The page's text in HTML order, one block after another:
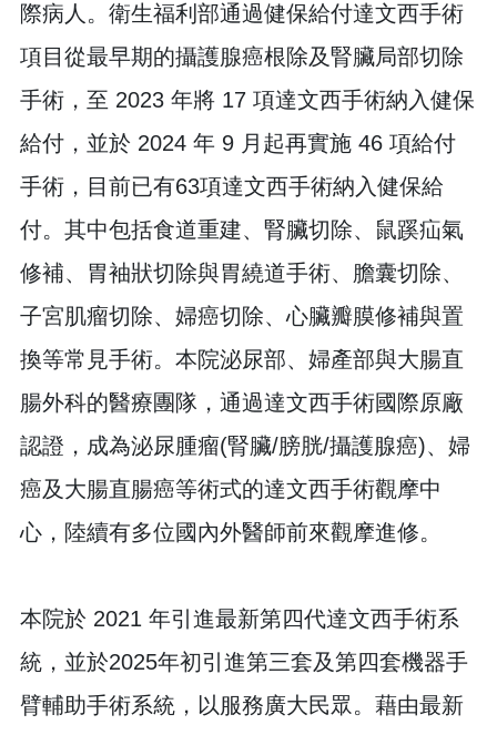
際病人。衛生福利部通過健保給付達文西手術
項目從最早期的攝護腺癌根除及腎臟局部切除
手術，至 2023 年將 17 項達文西手術納入健保
給付，並於 2024 年 9 月起再實施 46 項給付
手術，目前已有63項達文西手術納入健保給
付。其中包括食道重建、腎臟切除、鼠蹊疝氣
修補、胃袖狀切除與胃繞道手術、膽囊切除、
子宮肌瘤切除、婦癌切除、心臟瓣膜修補與置
換等常見手術。本院泌尿部、婦產部與大腸直
腸外科的醫療團隊，通過達文西手術國際原廠
認證，成為泌尿腫瘤(腎臟/膀胱/攝護腺癌)、婦
癌及大腸直腸癌等術式的達文西手術觀摩中
心，陸續有多位國內外醫師前來觀摩進修。
本院於 2021 年引進最新第四代達文西手術系
統，並於2025年初引進第三套及第四套機器手
臂輔助手術系統，以服務廣大民眾。藉由最新